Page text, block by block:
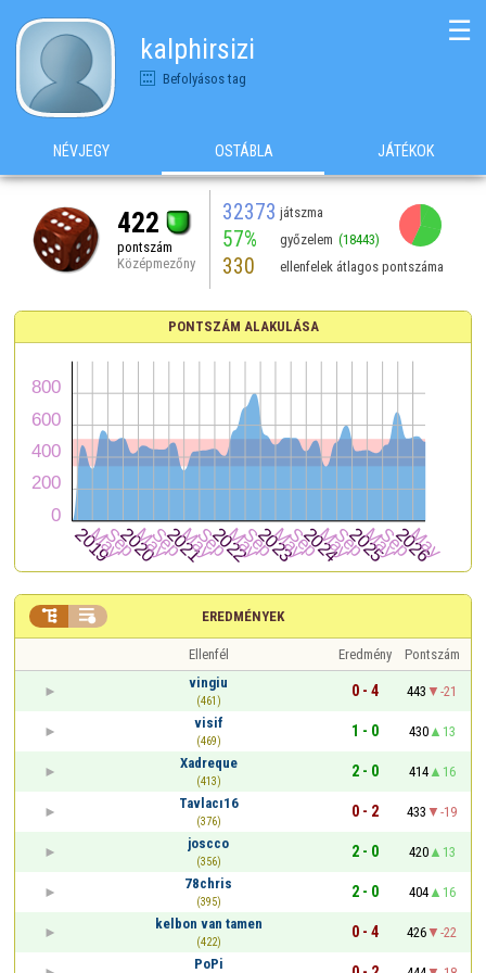
kalphirsizi
Befolyásos tag
☰
NÉVJEGY OSTÁBLA JÁTÉKOK
422
pontszám
Középmezőny
32373 játszma
57% győzelem (18443)
330 ellenfelek átlagos pontszáma
PONTSZÁM ALAKULÁSA
EREDMÉNYEK
 
Ellenfél Eredmény
Pontszám
vingiu
(461)
0 - 4 443
-21
visif
(469)
1 - 0 430
13
Xadreque
(413)
2 - 0 414
16
Tavlacı16
(376)
0 - 2 433
-19
joscco
(356)
2 - 0 420
13
78chris
(395)
2 - 0 404
16
kelbon van tamen
(422)
0 - 4 426
-22
PoPi